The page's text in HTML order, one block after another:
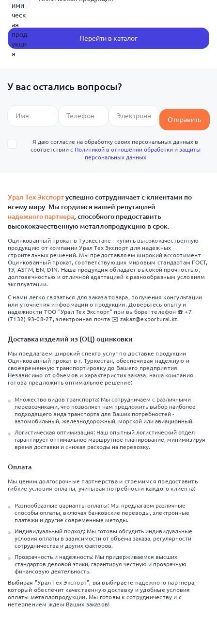
Перейти в каталог
У вас остались вопросы?
Отправить
Я даю согласие на обработку своих персональных данных в
соответствии с Политикой в отношении обработки и защиты
персональных данных
Урал Тех Экспортуспешно сотрудничает с клиентами по
всему миру. Мы гордимся нашей репутацией
надежного партнера, способного предоставить
высококачественную металлопродукцию в срок.
Оцинкованный прокат в Туркестане - купить высококачественную
продукцию от компании Урал Тех Экспорт для надежных
строительных решений. Мы предоставляем широкий ассортимент
Оцинкованный прокат, соответствующих мировым стандартам ГОСТ,
ТУ, ASTM, EN, DIN. Наша продукция обладает высокой прочностью,
долговечностью и отличной адаптацией к разнообразным условиям
эксплуатации.
С нами легко связаться для заказа товара, получения консультации
или уточнения информации о продукции. Доверьтесь опыту и
надежности ТОО "Урал Тех Экспорт" при выборе: телефон ☎️ +7
(7132) 93-08-27, электронная почта ✉️ zakaz@exportural.kz.
Доставка изделий из (ОЦ) оцинковки
Мы предлагаем широкий спектр услуг по доставке продукции
Оцинкованный прокат в г. Туркестан, обеспечивая надежную и
своевременную транспортировку до Вашего предприятия.
Независимо от объемов и характеристик заказа, наша компания
готова предложить оптимальное решение:
Множество видов транспорта: Мы сотрудничаем с различными
перевозчиками, что позволяет нам предложить выбор наиболее
подходящего вида транспорта для Ваших потребностей -
автомобильный, железнодорожный, морской или авиационный.
Логистическая оптимизация: Наш опытный логистический отдел
гарантирует оптимальное маршрутное планирование, минимизируя
время доставки и снижая расходы на перевозку.
Оплата
Мы ценим долгосрочные партнерства и стремимся предоставить
гибкие условия оплаты, учитывая потребности каждого клиента:
Разнообразные варианты оплаты: Мы предлагаем различные
способы оплаты, включая банковские переводы, электронные
платежи и другие современные методы.
Индивидуальный подход: Мы готовы обсудить индивидуальные
условия оплаты в зависимости от объема заказа, регулярности
сотрудничества и других факторов.
Прозрачность и надежность: Мы придерживаемся высших
стандартов деловой этики, гарантируя честную и прозрачную
финансовую деятельность.
Выбирая "Урал Тех Экспорт", вы выбираете надежного партнера,
который обеспечит качественную доставку и удобные условия
оплаты металлопродукции. Мы готовы к сотрудничеству и с
нетерпением ждем Ваших заказов!